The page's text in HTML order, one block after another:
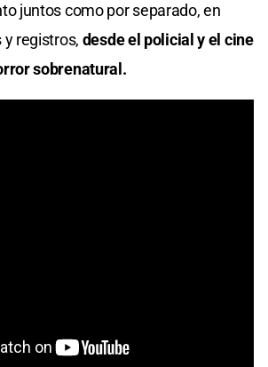
juntos como por separado, en
registros, desde el policial y el cine
sobrenatural.